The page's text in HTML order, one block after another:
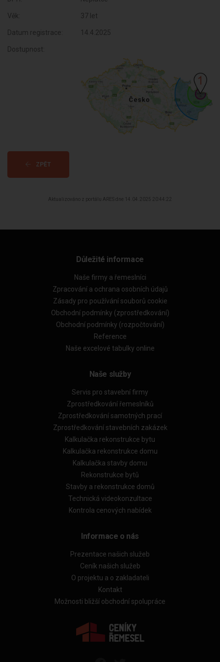
Věk: 37 let
Datum registrace: 14.4.2025
Dostupnost:
ZPĚT
Aktualizováno z portálu ARES dne 14.04.2025 20:44:22
Důležité informace
Naše firmy a řemeslníci
Zpracování a ochrana osobních údajů
Zásady pro používání souborů cookie
Obchodní podmínky (zprostředkování)
Obchodní podmínky (rozpočtování)
Reference
Naše excelové tabulky online
Naše služby
Servis pro stavební firmy
Zprostředkování řemeslníků
Zprostředkování samotných prací
Zprostředkování stavebních zakázek
Kalkulačka rekonstrukce bytu
Kalkulačka rekonstrukce domu
Kalkulačka stavby domu
Rekonstrukce bytů
Stavby a rekonstrukce domů
Technická videokonzultace
Kontrola cenových nabídek
Informace o nás
Prezentace našich služeb
Ceník našich služeb
O projektu a o zakladateli
Kontakt
Možnosti bližší obchodní spolupráce